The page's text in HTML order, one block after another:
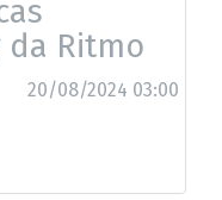
da Ritmo
20/08/2024 03:00